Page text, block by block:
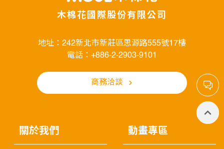
木棉花國際股份有限公司
地址：242新北市新莊區思源路555號17樓
電話：+886-2-2903-9101
商務洽談
關於我們 動畫專區